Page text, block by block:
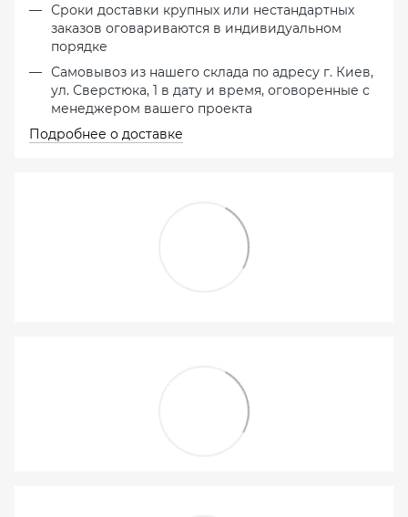
Сроки доставки крупных или нестандартных
заказов оговариваются в индивидуальном
порядке
Самовывоз из нашего склада по адресу г. Киев,
ул. Сверстюка, 1 в дату и время, оговоренные с
менеджером вашего проекта
Подробнее о доставке